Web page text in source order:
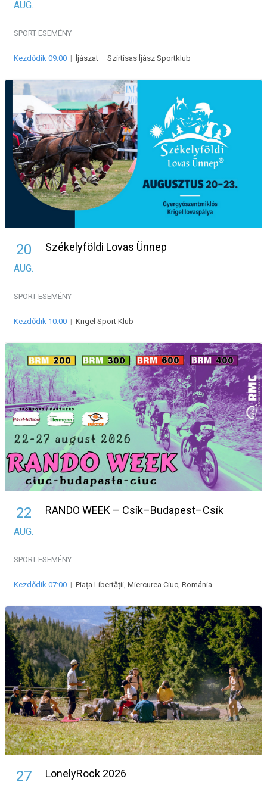
AUG.
SPORT ESEMÉNY
Kezdődik 09:00 | Íjászat – Szirtisas Íjász Sportklub
20
AUG.
Székelyföldi Lovas Ünnep
SPORT ESEMÉNY
Kezdődik 10:00 | Krigel Sport Klub
22
AUG.
RANDO WEEK – Csík–Budapest–Csík
SPORT ESEMÉNY
Kezdődik 07:00 | Piața Libertății, Miercurea Ciuc, Románia
27 LonelyRock 2026